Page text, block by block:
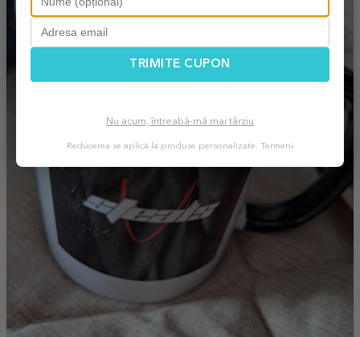
TRIMITE CUPON
Nu acum, întreabă-mă mai târziu
Reducerea se aplică la produse personalizate. Termeni